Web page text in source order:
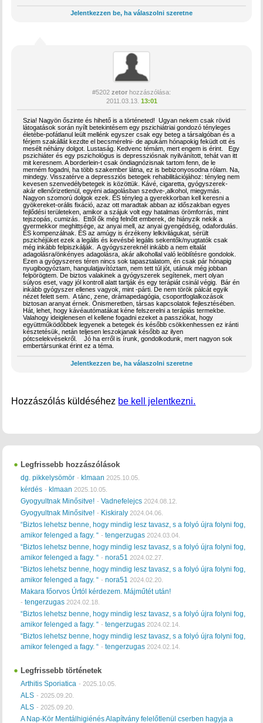
Jelentkezzen be, ha válaszolni szeretne
#5202 zetor hozzászólása:
2011.03.13. 13:01
Szia! Nagyön őszinte és hihető is a történeted! Ugyan nekem csak rövid
látogatások során nyílt betekintésem egy pszichiátriai gondozó tényleges
életébe-pofátlanul leült mellénk egyszer csak egy beteg a társalgóban és a
férjem szakállát kezdte el becsmérelni- de apukám hónapokig feküdt ott és
mesélt néhány dolgot. Lustaság. Kedvenc témám, mert engem is érint. Egy
pszichiáter és egy pszichológus is depressziósnak nyilvánított, tehát van itt
mit keresnem. A borderlein-t csak öndiagnózisnak tartom fenn, de le
merném fogadni, ha több szakember látna, ez is bebizonyosodna rólam. Na,
mindegy. Visszatérve a depressziós betegek rehabilitációjához: tényleg nem
kevesen szenvedélybetegek is közöttük. Kávé, cigaretta, gyógyszerek-
akár ellenőrizetlenül, egyéni adagolásban szedve-,alkohol, miegymás.
Nagyon szomorú dolgok ezek. ÉS tényleg a gyerekkorban kell keresni a
gyökereket-orális fixáció, azaz ott maradtak abban az időszakban egyes
fejlődési területeken, amikor a szájuk volt egy hatalmas örömforrás, mint
tejszopás, cumizás. Ettől ők még felnőtt emberek, de hiányzik nekik a
gyermekkor meghittsége, az anyai mell, az anyai gyengédség, odafordulás.
ÉS kompenzálnak. ÉS az amúgy is érzékeny lelkivilágukat, sérült
pszichéjüket ezek a legális és kevésbé legális sekentők/nyugtatók csak
még inkább felpiszkálják. A gyógyszereknél inkább a nem eltalát
adagolásra/önkényes adagolásra, akár alkohollal való leöblítésre gondolok.
Ezen a gyógyszeres téren nincs sok tapasztalatom, én csak pár hónapig
nyugibogyóztam, hangulatjavítóztam, nem tett túl jót, utánuk még jobban
felpörögtem. De biztos valakinek a gyógyszerek segítenek, mert olyan
súlyos eset, vagy jól kontroll alatt tartják és egy terápiát csinál végig. Bár én
inkább gyógyszer ellenes vagyok, mint -párti. De nem török pálcát egyik
nézet felett sem. A tánc, zene, drámapedagógia, csoportfoglalkozások
biztosan aranyat érnek. Önismeretben, társas kapcsolatok fejlesztésében.
Hát, lehet, hogy kávéautómatákat kéne felszerelni a terápiás termekbe.
Valahogy ideiglenesen el kellene fogadni ezeket a passziókat, hogy
együttműködőbbek legyenek a betegek és később csökkenhessen ez iránti
késztetésük, netán teljesen leszokjanak később az ilyen
pótcselekvésekről. Jó ha erről is írunk, gondolkodunk, mert nagyon sok
embertársunkat érint ez a téma.
Jelentkezzen be, ha válaszolni szeretne
Hozzászólás küldéséhez be kell jelentkezni.
Legfrissebb hozzászólások
dg. pikkelysömör - klmaan 2025.10.05.
kérdés - klmaan 2025.10.05.
Gyogyultnak Minősitve! -Vadnefelejcs 2024.08.12.
Gyogyultnak Minősitve! - Kiskiraly 2024.04.06.
“Biztos lehetsz benne, hogy mindig lesz tavasz, s a folyó újra folyni fog,
amikor felenged a fagy. “ -tengerzugas 2024.03.04.
“Biztos lehetsz benne, hogy mindig lesz tavasz, s a folyó újra folyni fog,
amikor felenged a fagy. “ -nora51 2024.02.27.
“Biztos lehetsz benne, hogy mindig lesz tavasz, s a folyó újra folyni fog,
amikor felenged a fagy. “ -nora51 2024.02.20.
Makara főorvos Úrtól kérdezem. Májműtét után!
-tengerzugas 2024.02.18.
“Biztos lehetsz benne, hogy mindig lesz tavasz, s a folyó újra folyni fog,
amikor felenged a fagy. “ -tengerzugas 2024.02.14.
“Biztos lehetsz benne, hogy mindig lesz tavasz, s a folyó újra folyni fog,
amikor felenged a fagy. “ -tengerzugas 2024.02.14.
Legfrissebb történetek
Arthitis Sporiatica - 2025.10.05.
ALS - 2025.09.20.
ALS - 2025.09.20.
A Nap-Kör Mentálhigiénés Alapítvány felelőtlenül cserben hagyja a